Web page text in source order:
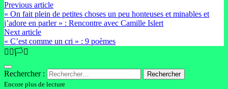
Previous article
« On fait plein de petites choses un peu honteuses et minables et
j’adore en parler » : Rencontre avec Camille Islert
Next article
« C’est comme un cri » : 9 poèmes
🏳️‍🌈🏳️‍⚧️
Rechercher :
Encore plus de lecture